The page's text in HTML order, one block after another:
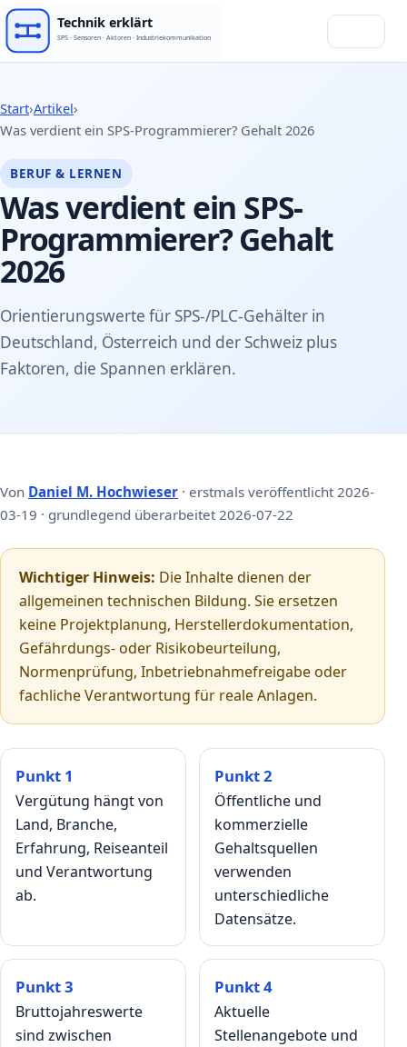
Start›Artikel›
Was verdient ein SPS-Programmierer? Gehalt 2026
BERUF & LERNEN
Was verdient ein SPS-
Programmierer? Gehalt
2026
Orientierungswerte für SPS-/PLC-Gehälter in
Deutschland, Österreich und der Schweiz plus
Faktoren, die Spannen erklären.
Von Daniel M. Hochwieser · erstmals veröffentlicht 2026-
03-19 · grundlegend überarbeitet 2026-07-22
Wichtiger Hinweis: Die Inhalte dienen der
allgemeinen technischen Bildung. Sie ersetzen
keine Projektplanung, Herstellerdokumentation,
Gefährdungs- oder Risikobeurteilung,
Normenprüfung, Inbetriebnahmefreigabe oder
fachliche Verantwortung für reale Anlagen.
Punkt 1
Vergütung hängt von
Land, Branche,
Erfahrung, Reiseanteil
und Verantwortung
ab.
Punkt 2
Öffentliche und
kommerzielle
Gehaltsquellen
verwenden
unterschiedliche
Datensätze.
Punkt 3
Bruttojahreswerte
sind zwischen
Punkt 4
Aktuelle
Stellenangebote und